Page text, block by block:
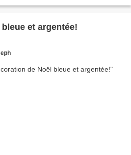
et argentée!